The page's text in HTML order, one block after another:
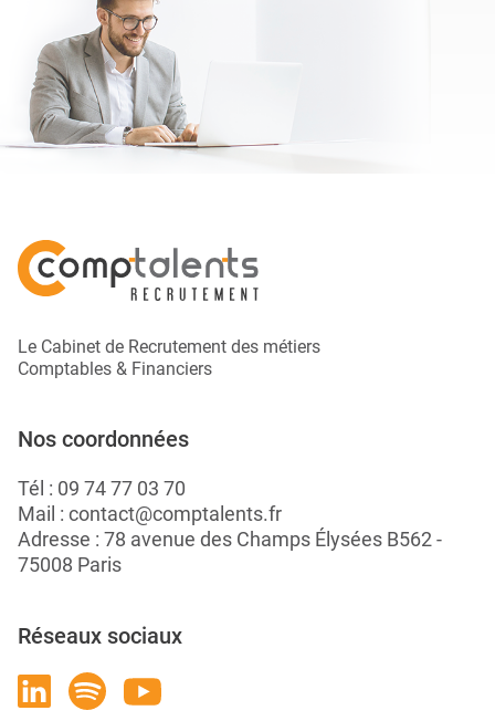
Le Cabinet de Recrutement des métiers
Comptables & Financiers
Nos coordonnées
Tél : 09 74 77 03 70
Mail : contact@comptalents.fr
Adresse : 78 avenue des Champs Élysées B562 -
75008 Paris
Réseaux sociaux